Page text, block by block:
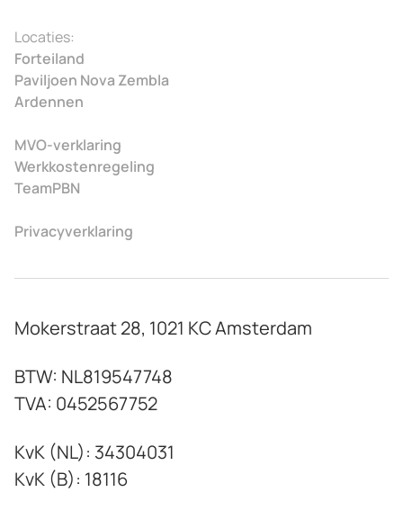
Locaties:
Forteiland
Paviljoen Nova Zembla
Ardennen
MVO-verklaring
Werkkostenregeling
TeamPBN
Privacyverklaring
Mokerstraat 28, 1021 KC Amsterdam
BTW: NL819547748
TVA: 0452567752
KvK (NL): 34304031
KvK (B): 18116